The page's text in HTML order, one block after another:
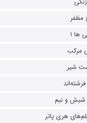
مظفر
ها ۱
مرکب
شیر
شیش و نیم
هری پاتر